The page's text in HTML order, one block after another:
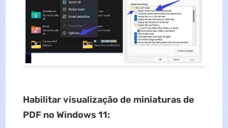
Habilitar visualização de miniaturas de
PDF no Windows 11: